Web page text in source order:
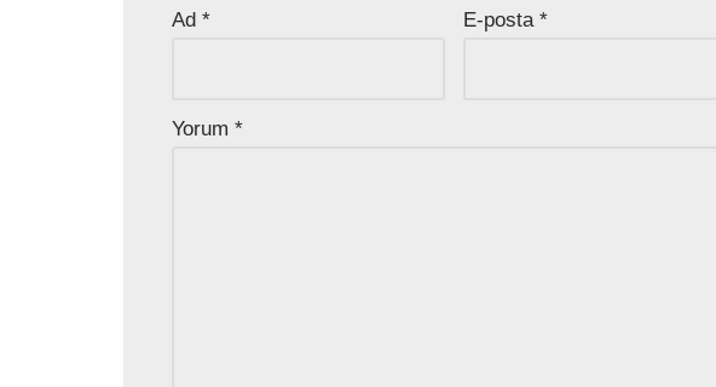
Ad * E-posta*
Yorum *